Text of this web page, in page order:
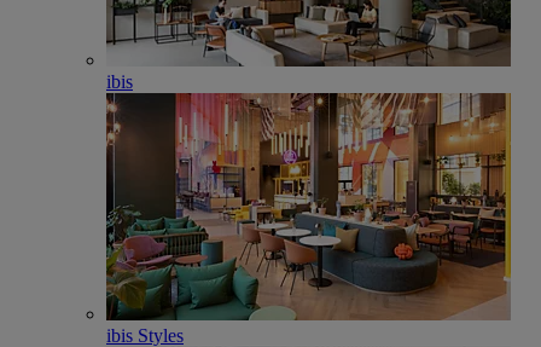
ibis
ibis Styles